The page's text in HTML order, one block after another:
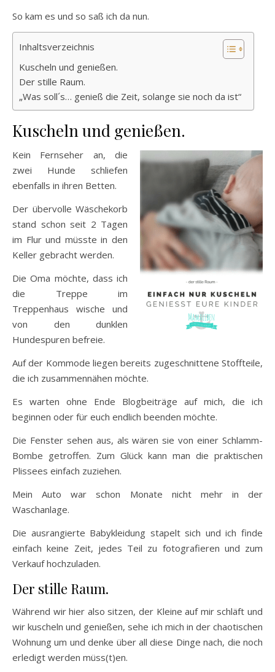
So kam es und so saß ich da nun.
Inhaltsverzeichnis
Kuscheln und genießen.
Der stille Raum.
„Was soll´s… genieß die Zeit, solange sie noch da ist“
Kuscheln und genießen.
Kein Fernseher an, die
zwei Hunde schliefen
ebenfalls in ihren Betten.
Der übervolle Wäschekorb
stand schon seit 2 Tagen
im Flur und müsste in den
Keller gebracht werden.
Die Oma möchte, dass ich
die Treppe im
Treppenhaus wische und
von den dunklen
Hundespuren befreie.
Auf der Kommode liegen bereits zugeschnittene Stoffteile,
die ich zusammennähen möchte.
Es warten ohne Ende Blogbeiträge auf mich, die ich
beginnen oder für euch endlich beenden möchte.
Die Fenster sehen aus, als wären sie von einer Schlamm-
Bombe getroffen. Zum Glück kann man die praktischen
Plissees einfach zuziehen.
Mein Auto war schon Monate nicht mehr in der
Waschanlage.
Die ausrangierte Babykleidung stapelt sich und ich finde
einfach keine Zeit, jedes Teil zu fotografieren und zum
Verkauf hochzuladen.
Der stille Raum.
Während wir hier also sitzen, der Kleine auf mir schläft und
wir kuscheln und genießen, sehe ich mich in der chaotischen
Wohnung um und denke über all diese Dinge nach, die noch
erledigt werden müss(t)en.